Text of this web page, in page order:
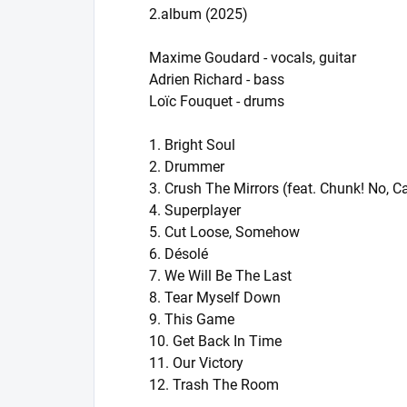
2.album (2025)
Maxime Goudard - vocals, guitar
Adrien Richard - bass
Loïc Fouquet - drums
1. Bright Soul
2. Drummer
3. Crush The Mirrors (feat. Chunk! No,
4. Superplayer
5. Cut Loose, Somehow
6. Désolé
7. We Will Be The Last
8. Tear Myself Down
9. This Game
10. Get Back In Time
11. Our Victory
12. Trash The Room